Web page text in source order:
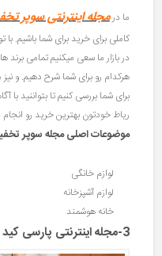
ما درمجله اینترنتی سوپر
کاملی برای خرید برای شما باشیم. با
در بازار ما سعی میکنیم تمامی برند
هرکدام رو برای شما شرح دهیم. و
برای شما بررسی کنیم تا بتواننید
ریاط خودتون بهترین خرید رو
موضوعات اصلی مجله سوپر
لوازم خانگی
لوازم آشپزخانه
خانه هوشمند
3-مجله اینترنتی پارسی کید